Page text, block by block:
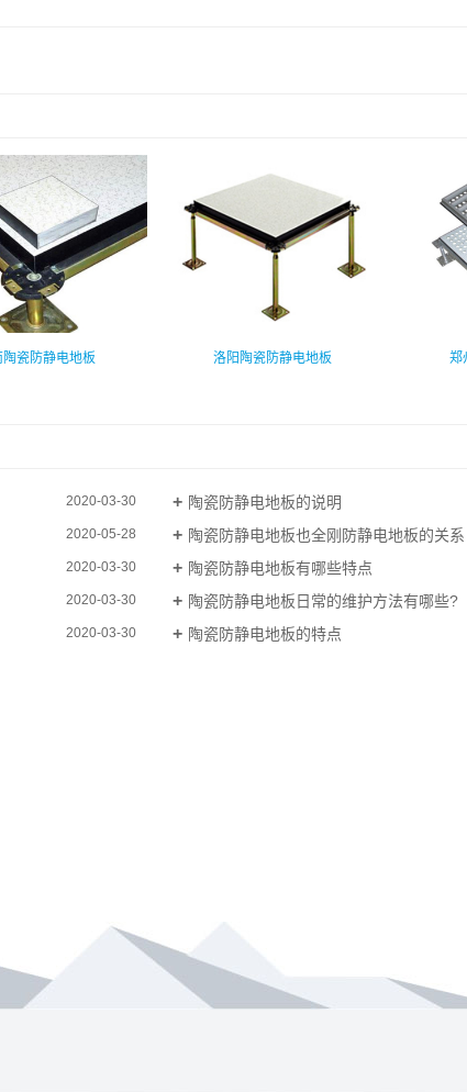
陶瓷防静电地板 洛阳陶瓷防静电地板 郑
2020-03-30 陶瓷防静电地板的说明
2020-05-28 陶瓷防静电地板也全刚防静电地板的关系
2020-03-30 陶瓷防静电地板有哪些特点
2020-03-30 陶瓷防静电地板日常的维护方法有哪些?
2020-03-30 陶瓷防静电地板的特点